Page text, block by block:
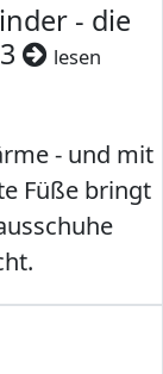
- die
lesen
- und mit
Füße bringt